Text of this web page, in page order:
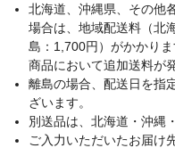
北海道、沖縄県、その他
場合は、地域配送料（北
島：1,700円）がかかり
商品において追加送料が
離島の場合、配送日を指
ざいます。
別送品は、北海道・沖縄
ご入力いただいたお届け